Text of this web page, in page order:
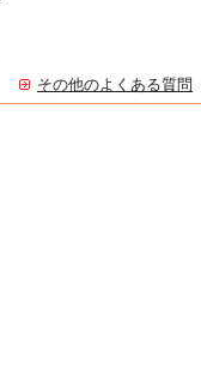
その他のよくある質問